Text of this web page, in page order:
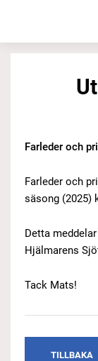
Farleder och
Farleder och
säsong (2025)
Detta
Hjälmarens
Tack Mats!
TILLBAKA